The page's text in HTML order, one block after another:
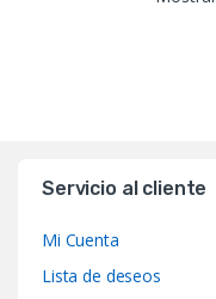
Servicio al cliente
Mi Cuenta
Lista de deseos